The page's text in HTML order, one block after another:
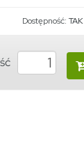
Dostępność: TAK